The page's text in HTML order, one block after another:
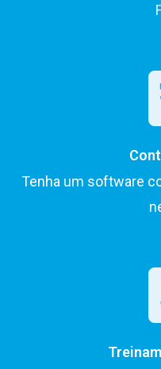
Tenha um software